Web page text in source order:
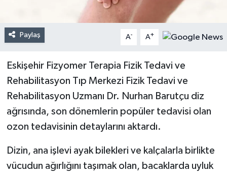
Paylaş A- A+
Eskişehir Fizyomer Terapia Fizik Tedavi ve
Rehabilitasyon Tıp Merkezi Fizik Tedavi ve
Rehabilitasyon Uzmanı Dr. Nurhan Barutçu diz
ağrısında, son dönemlerin popüler tedavisi olan
ozon tedavisinin detaylarını aktardı.
Dizin, ana işlevi ayak bilekleri ve kalçalarla birlikte
vücudun ağırlığını taşımak olan, bacaklarda uyluk